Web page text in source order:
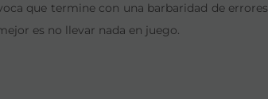
que termine con una barbaridad de errores
es no llevar nada en juego.